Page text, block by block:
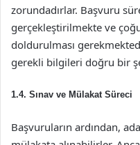
zorundadırlar. Başvuru
gerçekleştirilmekte ve
doldurulması
gerekli bilgileri doğru bir
1.4. Sınav ve Mülakat Süreci
Başvuruların ardından,